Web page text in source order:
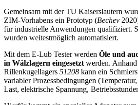
Gemeinsam mit der TU Kaiserslautern
ZIM-Vorhabens ein Prototyp (Bechev
für industrielle Anwendungen qualifiziert.
wurden weitestmöglich automatisiert.
Mit dem E-Lub Tester werden Öle und
in Wälzlagern eingesetzt werden.
Rillenkugellagers 51208 kann ein
variabler Prozessbedingungen
Last, elektrische Spannung,